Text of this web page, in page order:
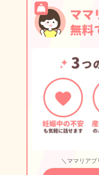
＼ママリアプ